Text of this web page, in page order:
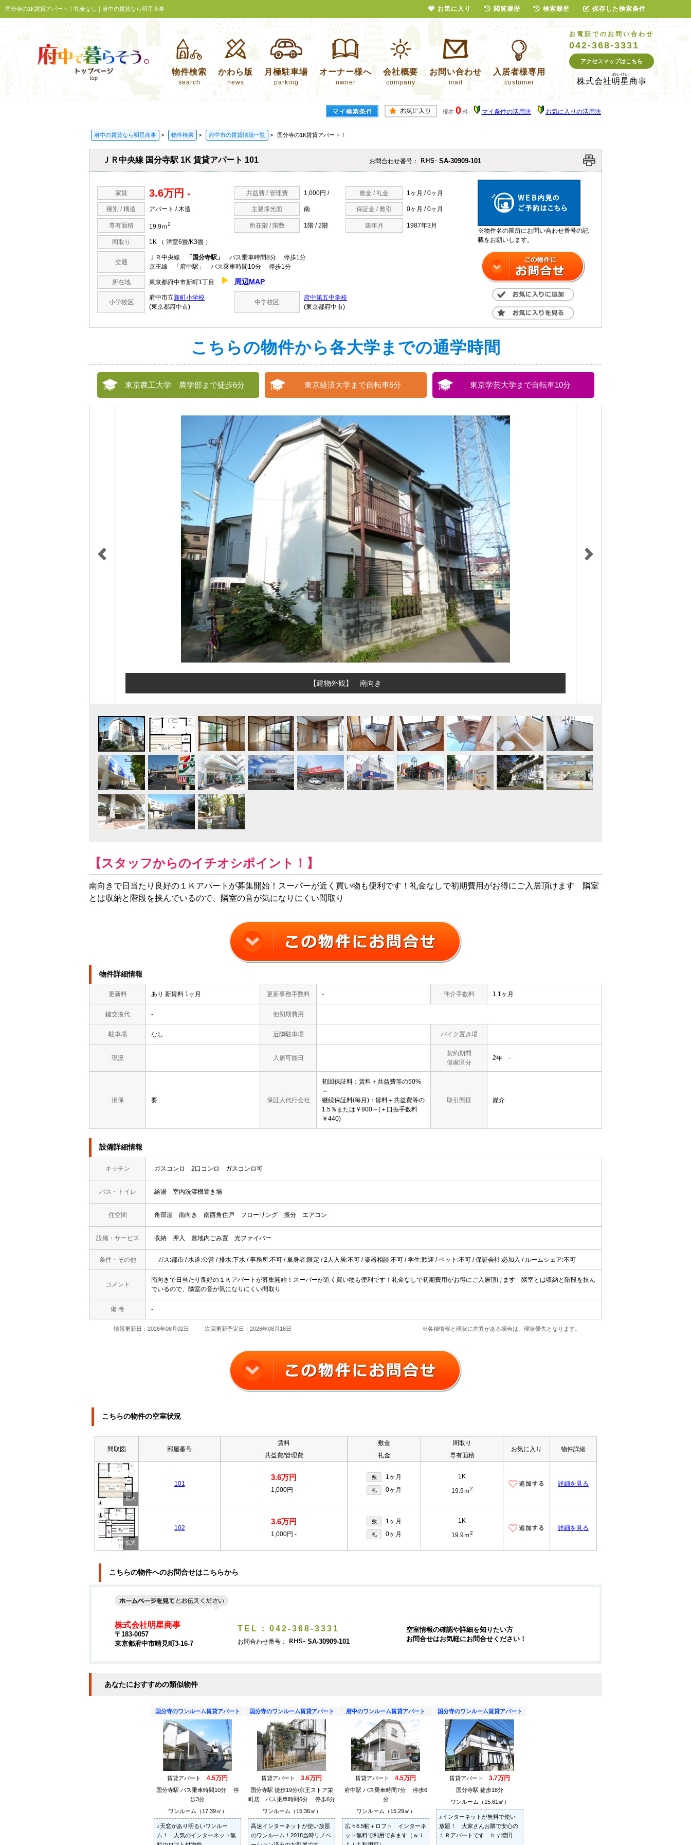
国分寺の1K賃貸アパート！礼金なし｜府中の賃貸なら明星商事
物件検索
search
かわら版
news
月極駐車場
parking
オーナー様へ
owner
会社概要
company
お問い合わせ
mail
入居者様専用
customer
お電話でのお問い合わせ
042-368-3331
アクセスマップはこちら
株式会社明星商事
現在 0 件 マイ条件の活用法 お気に入りの活用法
府中の賃貸なら明星商事 > 物件検索 > 府中市の賃貸情報一覧 > 国分寺の1K賃貸アパート！
ＪＲ中央線 国分寺駅 1K 賃貸アパート 101 お問合わせ番号： SA-30909-101
家賃 3.6万円 - 共益費 / 管理費 1,000円 / 敷金 / 礼金 1ヶ月 / 0ヶ月
種別 / 構造 アパート / 木造 主要採光面 南 保証金 / 敷引 0ヶ月 / 0ヶ月
専有面積 19.9ｍ2 所在階 / 階数 1階 / 2階 築年月 1987年3月
間取り 1K （ 洋室6畳/K3畳 ）
交通
ＪＲ中央線 「国分寺駅」
バス乗車時間8分 停歩1分
京王線 「府中駅」 バス乗車時間10分 停歩1分
所在地 東京都府中市新町1丁目 周辺MAP
小学校区
府中市立新町小学校
(東京都府中市)
中学校区
府中第五中学校
(東京都府中市)
※物件名の箇所にお問い合わせ番号の記
載をお願いします。
こちらの物件から各大学までの通学時間
東京農工大学 農学部まで徒歩6分 東京経済大学まで自転車6分 東京学芸大学まで自転車10分
【建物外観】 南向き
【スタッフからのイチオシポイント！】
南向きで日当たり良好の１Ｋアパートが募集開始！スーパーが近く買い物も便利です！礼金なしで初期費用がお得にご入居頂けます 隣室
とは収納と階段を挟んでいるので、隣室の音が気になりにくい間取り
物件詳細情報
更新料 あり 新賃料 1ヶ月 更新事務手数料 - 仲介手数料 1.1ヶ月
鍵交換代 - 他初期費用
駐車場 なし 近隣駐車場 バイク置き場
現況 入居可能日
契約期間
借家区分
2年 -
損保 要 保証人代行会社
初回保証料：賃料＋共益費等の50%
～
継続保証料(毎月)：賃料＋共益費等の
1.5％または￥800～(＋口振手数料
￥440)
取引態様 媒介
設備詳細情報
キッチン ガスコンロ 2口コンロ ガスコンロ可
バス・トイレ 給湯 室内洗濯機置き場
住空間 角部屋 南向き 南西角住戸 フローリング 振分 エアコン
設備・サービス 収納 押入 敷地内ごみ置 光ファイバー
条件・その他 ガス:都市 / 水道:公営 / 排水:下水 / 事務所:不可 / 単身者:限定 / 2人入居:不可 / 楽器相談:不可 / 学生:歓迎 / ペット:不可 / 保証会社:必加入 / ルームシェア:不可
コメント
南向きで日当たり良好の１Ｋアパートが募集開始！スーパーが近く買い物も便利です！礼金なしで初期費用がお得にご入居頂けます 隣室とは収納と階段を挟ん
でいるので、隣室の音が気になりにくい間取り
備 考 -
情報更新日：2026年08月02日 次回更新予定日：2026年08月16日 ※各種情報と現状に差異がある場合は、現状優先となります。
こちらの物件の空室状況
間取図 部屋番号
賃料
共益費/管理費
敷金
礼金
間取り
専有面積
お気に入り 物件詳細
101
3.6万円
1,000円 -
敷 1ヶ月
礼 0ヶ月
1K
19.9ｍ2
詳細を見る
102
3.6万円
1,000円 -
敷 1ヶ月
礼 0ヶ月
1K
19.9ｍ2
詳細を見る
こちらの物件へのお問合せはこちらから
株式会社明星商事
〒183-0057
東京都府中市晴見町3-16-7
TEL : 042-368-3331
お問合わせ番号： SA-30909-101
空室情報の確認や詳細を知りたい方
お問合せはお気軽にお問合せください！
あなたにおすすめの類似物件
国分寺のワンルーム賃貸アパート
賃貸アパート 4.5万円
国分寺駅 バス乗車時間10分 停
歩3分
ワンルーム（17.39㎡）
♪天窓があり明るいワンルー
ム！ 人気のインターネット無
国分寺のワンルーム賃貸アパート
賃貸アパート 3.6万円
国分寺駅 徒歩19分/京王ストア栄
町店 バス乗車時間6分 停歩6分
ワンルーム（15.36㎡）
高速インターネットが使い放題
のワンルーム！2018当時リノベ
府中のワンルーム賃貸アパート
賃貸アパート 4.5万円
府中駅 バス乗車時間7分 停歩6
分
ワンルーム（15.29㎡）
広々6.5帖＋ロフト インターネ
ット無料で利用できます（ｗｉ
国分寺のワンルーム賃貸アパート
賃貸アパート 3.7万円
国分寺駅 徒歩18分
ワンルーム（15.61㎡）
♪インターネットが無料で使い
放題！ 大家さんお隣で安心の
１Ｒアパートです ｂｙ増田
お気に入り 閲覧履歴 検索履歴 保存した検索条件